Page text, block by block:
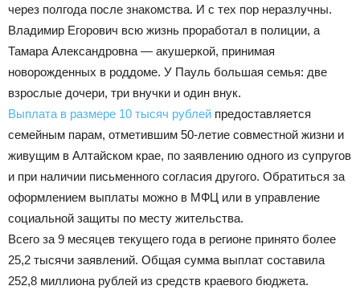
через полгода после знакомства. И с тех пор неразлучны.
Владимир Егорович всю жизнь проработал в полиции, а
Тамара Александровна — акушеркой, принимая
новорожденных в роддоме. У Пауль большая семья: две
взрослые дочери, три внучки и один внук.
Выплата в размере 10 тысяч рублей предоставляется
семейным парам, отметившим 50-летие совместной жизни и
живущим в Алтайском крае, по заявлению одного из супругов
и при наличии письменного согласия другого. Обратиться за
оформлением выплаты можно в МФЦ или в управление
социальной защиты по месту жительства.
Всего за 9 месяцев текущего года в регионе принято более
25,2 тысячи заявлений. Общая сумма выплат составила
252,8 миллиона рублей из средств краевого бюджета.